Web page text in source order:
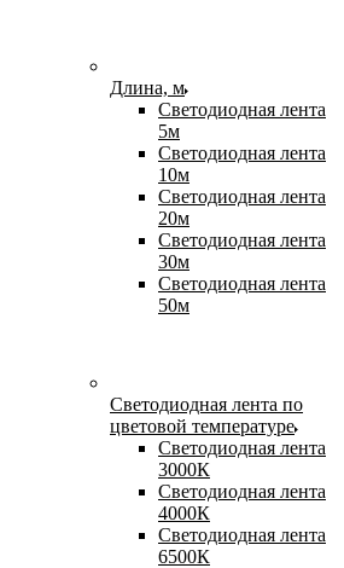
Длина, м
Светодиодная лента
5м
Светодиодная лента
10м
Светодиодная лента
20м
Светодиодная лента
30м
Светодиодная лента
50м
Светодиодная лента по
цветовой температуре
Светодиодная лента
3000К
Светодиодная лента
4000К
Светодиодная лента
6500К